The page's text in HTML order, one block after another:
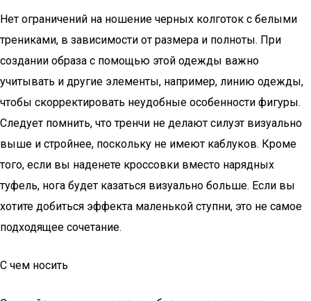
Нет ограничений на ношение черных колготок с белыми
трениками, в зависимости от размера и полноты. При
создании образа с помощью этой одежды важно
учитывать и другие элементы, например, линию одежды,
чтобы скорректировать неудобные особенности фигуры.
Следует помнить, что тренчи не делают силуэт визуально
выше и стройнее, поскольку не имеют каблуков. Кроме
того, если вы наденете кроссовки вместо нарядных
туфель, нога будет казаться визуально больше. Если вы
хотите добиться эффекта маленькой ступни, это не самое
подходящее сочетание.
С чем носить